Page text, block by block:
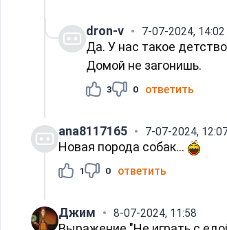
dron-v 7-07-2024, 14:02
Да. У нас такое
Домой не загонишь.
3 0 ответить
ana8117165 7-07-2024,
Новая порода собак...
1 0 ответить
Джим 8-07-2024, 11:58